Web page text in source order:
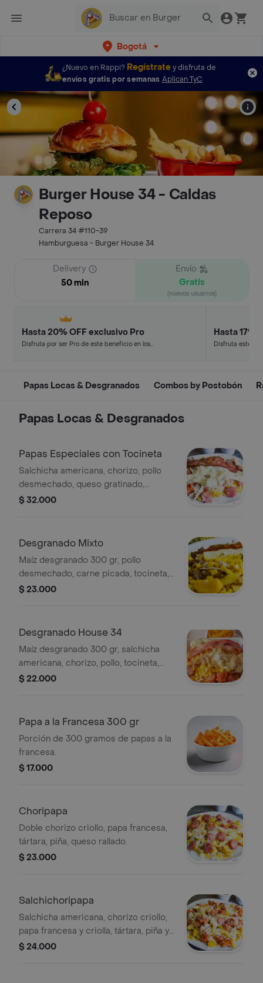
Bogotá
¿Nuevo en Rappi? Regístratey disfruta de
envíos gratis por semanas Aplican TyC
Burger House 34 - Caldas
Reposo
Carrera 34 #110-39
Hamburguesa - Burger House 34
Delivery
50 min
Envío
Gratis
(nuevos usuarios)
Hasta 20% OFF exclusivo Pro
Disfruta por ser Pro de este beneficio en los
Hasta 17%
Disfruta este
Papas Locas & Desgranados Combos by Postobón
Papas Locas & Desgranados
Papas Especiales con Tocineta
Salchicha americana, chorizo, pollo
desmechado, queso gratinado,
tocineta tartara, piña, papa francesa y
$ 32.000
Desgranado Mixto
Maíz desgranado 300 gr, pollo
desmechado, carne picada, tocineta,
tártara, piña y queso gratinado,
$ 23.000
Desgranado House 34
Maíz desgranado 300 gr, salchicha
americana, chorizo, pollo, tocineta,
tártara piña y queso gratinado,
$ 22.000
Papa a la Francesa 300 gr
Porción de 300 gramos de papas a la
francesa.
$ 17.000
Choripapa
Doble chorizo criollo, papa francesa,
tártara, piña, queso rallado.
$ 23.000
Salchichoripapa
Salchicha americana, chorizo criollo,
papa francesa y criolla, tártara, piña y
queso rallado.
$ 24.000